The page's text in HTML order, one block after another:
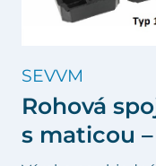
SEVVM
Rohová
s maticou